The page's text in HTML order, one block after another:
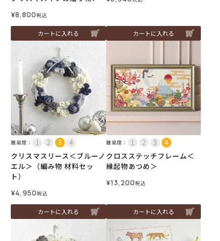
¥8,800税込
カートに入れる カートに入れる
難易度：
クリスマスリース＜ブルーノ
エル＞（編み物 材料セッ
ト）
¥4,950税込
カートに入れる
難易度：
クロスステッチフレーム＜
縁起物あつめ＞
¥13,200税込
カートに入れる